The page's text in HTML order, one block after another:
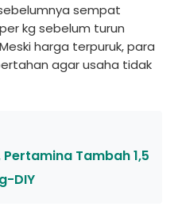
sempat
kg sebelum turun
harga terpuruk, para
agar usaha tidak
Tambah 1,5
DIY